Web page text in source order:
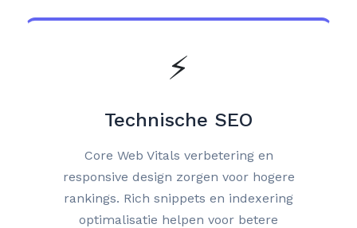
⚡
Technische SEO
Core Web Vitals verbetering en
responsive design zorgen voor hogere
rankings. Rich snippets en indexering
optimalisatie helpen voor betere